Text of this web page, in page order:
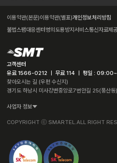
이용약관(본문)이용약관(별표)개인정보처리방침
불법스팸대응센터 명의도용방지서비스통신자료제
고객센터
유료 1566-0212 ㅣ 무료 114 ㅣ 평일 :
찾아오시는 길 (우편 수신지)
경기도 하남시 미사강변중앙로7번안길 25(풍산
사업자 정보
COPYRIGHT ⓒ SMARTEL.ALL RIGHT